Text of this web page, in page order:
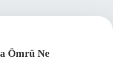
Ömrü Ne